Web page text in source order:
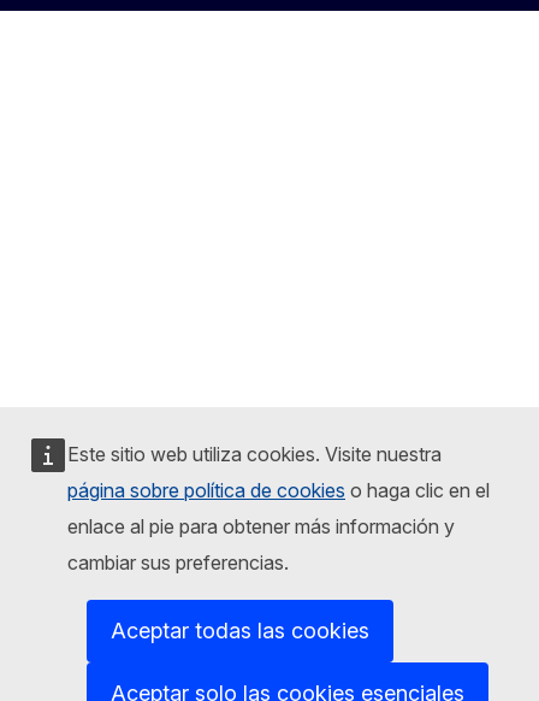
Este sitio web utiliza cookies. Visite nuestra
página sobre política de cookies o haga clic en el
enlace al pie para obtener más información y
cambiar sus preferencias.
Aceptar todas las cookies
Aceptar solo las cookies esenciales